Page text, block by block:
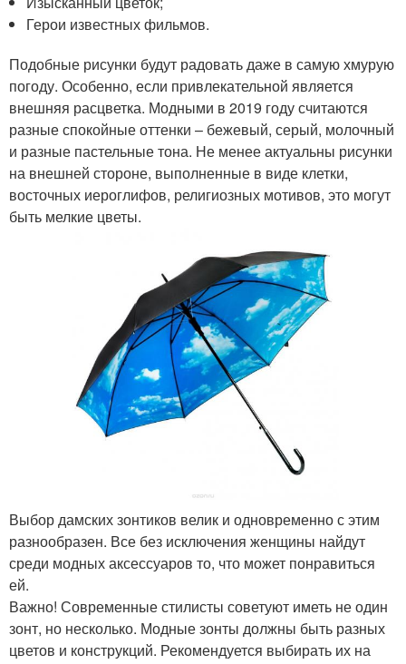
Герои известных фильмов.
Подобные рисунки будут радовать даже в самую хмурую
погоду. Особенно, если привлекательной является
внешняя расцветка. Модными в 2019 году считаются
разные спокойные оттенки – бежевый, серый, молочный
и разные пастельные тона. Не менее актуальны рисунки
на внешней стороне, выполненные в виде клетки,
восточных иероглифов, религиозных мотивов, это могут
быть мелкие цветы.
Выбор дамских зонтиков велик и одновременно с этим
разнообразен. Все без исключения женщины найдут
среди модных аксессуаров то, что может понравиться
ей.
Важно! Современные стилисты советуют иметь не один
зонт, но несколько. Модные зонты должны быть разных
цветов и конструкций. Рекомендуется выбирать их на